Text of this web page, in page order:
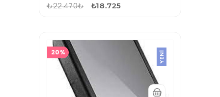
₺22.470₺ ₺18.725
20% YENI